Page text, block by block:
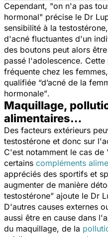
Cependant, "on n'a pas
hormonal" précise le Dr
sensibilité à la
d'acné fluctuantes d'un
des boutons peut alors
passé l'adolescence.
fréquente chez les
qualifiée “d’acné de la
hormonale”.
Maquillage,
alimentaires…
Des facteurs extérieurs
testostérone et donc sur
C'est notamment le cas de
certains compléments
appréciés des sportifs et
augmenter de manière
testostérone” ajoute le Dr
D'autres causes externes
aussi être en cause dans
du maquillage, de la